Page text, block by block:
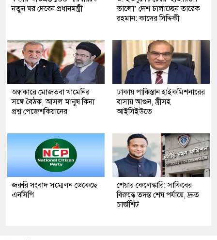
নতুন ঘর দেবেন প্রধানমন্ত্রী
ভালো’ দেশ চালাচ্ছেন তারেক
রহমান: কাদের সিদ্দিকী
অন্ধকারে মোজতবা খামেনির
সঙ্গে বৈঠক, আসল মানুষ কিনা
প্রশ্ন পেজেশকিয়ানের
ঢাকায় পাকিস্তান হাইকমিশনারের
বাসায় আগুন, স্ত্রীসহ
আইসিইউতে
জরুরি সংবাদ সম্মেলন ডেকেছে
এনসিপি
শেয়ার কেলেঙ্কারি: সাকিবের
বিরুদ্ধে তদন্ত শেষ পর্যায়ে, দ্রুত
চার্জশিট